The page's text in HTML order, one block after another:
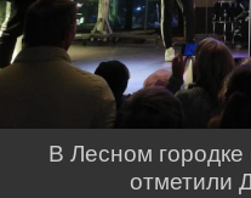
В Лесном
отметили